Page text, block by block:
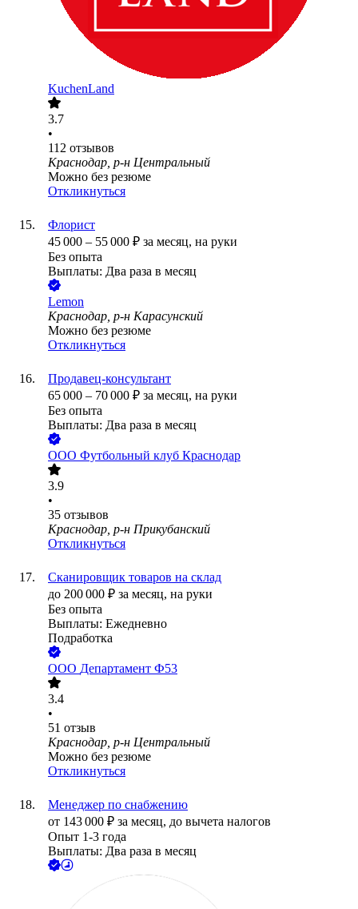
KuchenLand
3.7
•
112 отзывов
Краснодар, р-н Центральный
Можно без резюме
Откликнуться
Флорист
45 000 – 55 000 ₽ за месяц, на руки
Без опыта
Выплаты: Два раза в месяц
Lemon
Краснодар, р-н Карасунский
Можно без резюме
Откликнуться
Продавец-консультант
65 000 – 70 000 ₽ за месяц, на руки
Без опыта
Выплаты: Два раза в месяц
ООО Футбольный клуб Краснодар
3.9
•
35 отзывов
Краснодар, р-н Прикубанский
Откликнуться
Сканировщик товаров на склад
до 200 000 ₽ за месяц, на руки
Без опыта
Выплаты: Ежедневно
Подработка
ООО Департамент Ф53
3.4
•
51 отзыв
Краснодар, р-н Центральный
Можно без резюме
Откликнуться
Менеджер по снабжению
от 143 000 ₽ за месяц, до вычета налогов
Опыт 1-3 года
Выплаты: Два раза в месяц